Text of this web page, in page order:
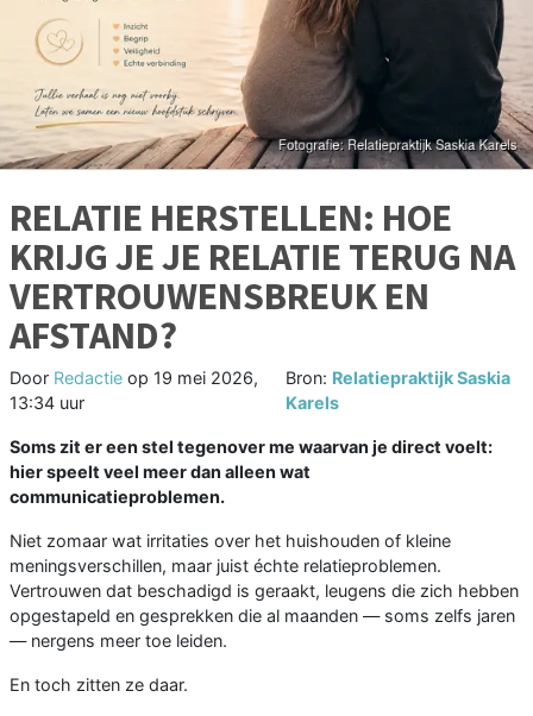
RELATIE HERSTELLEN: HOE
KRIJG JE JE RELATIE TERUG NA
VERTROUWENSBREUK EN
AFSTAND?
Door Redactie op 19 mei 2026,
13:34 uur
Bron: Relatiepraktijk Saskia
Karels
Soms zit er een stel tegenover me waarvan je direct voelt:
hier speelt veel meer dan alleen wat
communicatieproblemen.
Niet zomaar wat irritaties over het huishouden of kleine
meningsverschillen, maar juist échte relatieproblemen.
Vertrouwen dat beschadigd is geraakt, leugens die zich hebben
opgestapeld en gesprekken die al maanden — soms zelfs jaren
— nergens meer toe leiden.
En toch zitten ze daar.